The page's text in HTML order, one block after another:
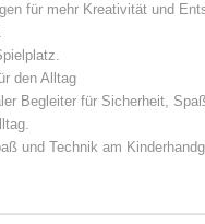
für mehr Kreativität und
den Alltag
Begleiter für Sicherheit,
und Technik am